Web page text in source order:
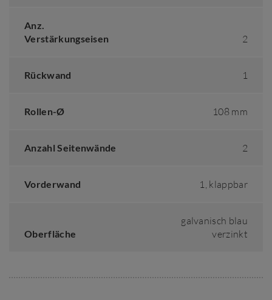
Anz.
Verstärkungseisen
2
Rückwand 1
Rollen-Ø 108 mm
Anzahl Seitenwände 2
Vorderwand 1, klappbar
Oberfläche
galvanisch blau
verzinkt